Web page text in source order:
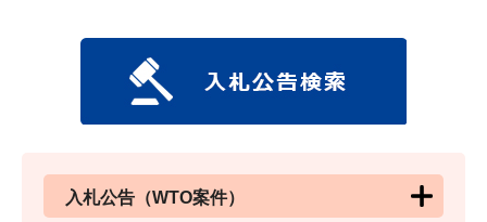
入札公告（WTO案件）